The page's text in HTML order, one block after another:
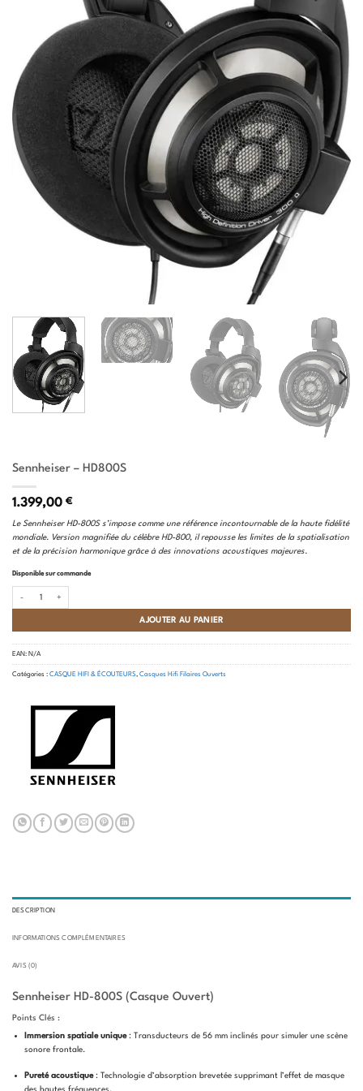
Sennheiser – HD800S
1.399,00 €
Le Sennheiser HD-800S s’impose comme une référence incontournable de la haute fidélité
mondiale. Version magnifiée du célèbre HD-800, il repousse les limites de la spatialisation
et de la précision harmonique grâce à des innovations acoustiques majeures.
Disponible sur commande
AJOUTER AU PANIER
EAN: N/A
Catégories : CASQUE HIFI & ÉCOUTEURS, Casques Hifi Filaires Ouverts
DESCRIPTION
INFORMATIONS COMPLÉMENTAIRES
AVIS (0)
Sennheiser HD-800S (Casque Ouvert)
Points Clés :
Immersion spatiale unique: Transducteurs de 56 mm inclinés pour simuler une scène
sonore frontale.
Pureté acoustique: Technologie d’absorption brevetée supprimant l’effet de masque
des hautes fréquences.